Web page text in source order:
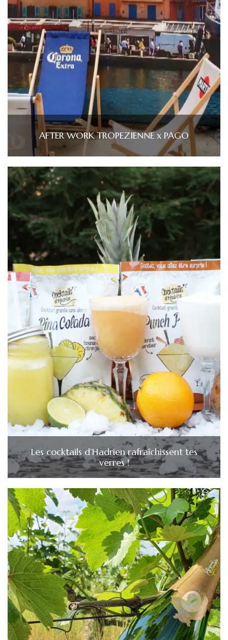
AFTER WORK TROPEZIENNE x PAGO
Les cocktails d’Hadrien rafraîchissent tes
verres !